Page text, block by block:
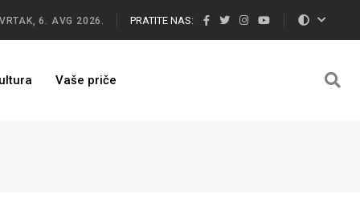
6. AVG 2026. PRATITE NAS:
Vaše priče